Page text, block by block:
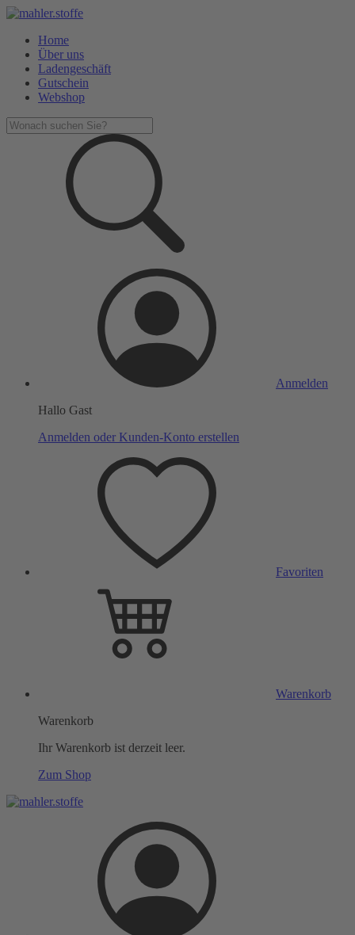
Home
Über uns
Ladengeschäft
Gutschein
Webshop
Anmelden
Hallo Gast
Anmelden oder Kunden-Konto erstellen
Favoriten
Warenkorb
Warenkorb
Ihr Warenkorb ist derzeit leer.
Zum Shop